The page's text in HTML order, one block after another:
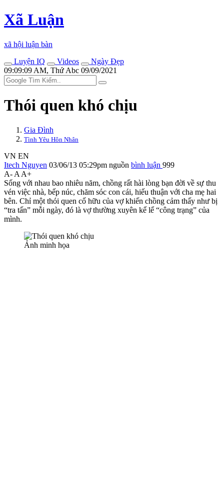
Xã Luận
xã hội luận bàn
Luyện IQ
Videos
Ngày Đẹp
09:09:09 AM, Thứ Abc 09/09/2021
Thói quen khó chịu
Gia Đình
Tình Yêu Hôn Nhân
VN EN
Itech Nguyen 03/06/13 05:29pm nguồn bình luận 999
A- A A+
Sống với nhau bao nhiêu năm, chồng rất hài lòng bạn đời về sự thu
vén việc nhà, bếp núc, chăm sóc con cái, hiếu thuận với cha mẹ hai
bên. Chỉ một thói quen cố hữu của vợ khiến chồng cảm thấy như bị
“tr‌a tấ‌n” mỗi ngày, đó là vợ thường xuyên kể lể “công trạng” của
mình.
Ảnh minh họa